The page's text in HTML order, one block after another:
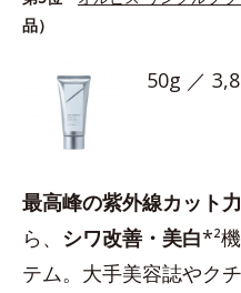
品）
50g ／
最高峰の紫外線カット力
ら、 シワ改善・美白*²
テム。大手美容誌やク